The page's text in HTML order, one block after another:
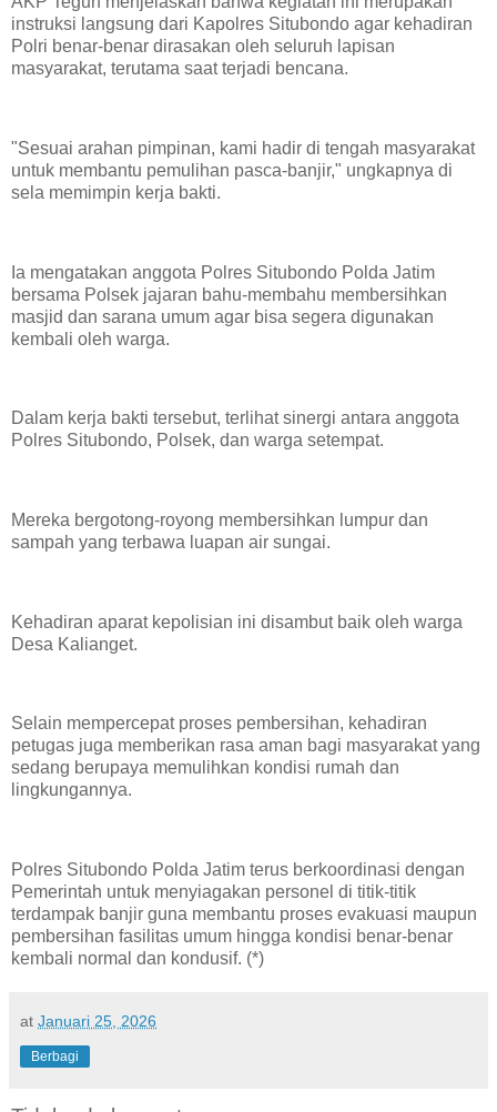
instruksi langsung dari Kapolres Situbondo agar kehadiran
Polri benar-benar dirasakan oleh seluruh lapisan
masyarakat, terutama saat terjadi bencana.
"Sesuai arahan pimpinan, kami hadir di tengah masyarakat
untuk membantu pemulihan pasca-banjir," ungkapnya di
sela memimpin kerja bakti.
Ia mengatakan anggota Polres Situbondo Polda Jatim
bersama Polsek jajaran bahu-membahu membersihkan
masjid dan sarana umum agar bisa segera digunakan
kembali oleh warga.
Dalam kerja bakti tersebut, terlihat sinergi antara anggota
Polres Situbondo, Polsek, dan warga setempat.
Mereka bergotong-royong membersihkan lumpur dan
sampah yang terbawa luapan air sungai.
Kehadiran aparat kepolisian ini disambut baik oleh warga
Desa Kalianget.
Selain mempercepat proses pembersihan, kehadiran
petugas juga memberikan rasa aman bagi masyarakat yang
sedang berupaya memulihkan kondisi rumah dan
lingkungannya.
Polres Situbondo Polda Jatim terus berkoordinasi dengan
Pemerintah untuk menyiagakan personel di titik-titik
terdampak banjir guna membantu proses evakuasi maupun
pembersihan fasilitas umum hingga kondisi benar-benar
kembali normal dan kondusif. (*)
at Januari 25, 2026
Berbagi